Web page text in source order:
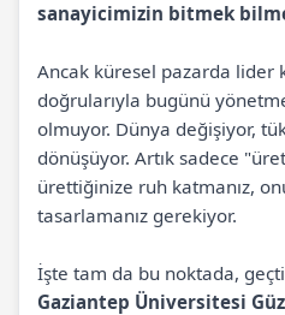
sanayicimizin bitmek
Ancak küresel pazarda lider
doğrularıyla bugünü
olmuyor. Dünya değişiyor,
dönüşüyor. Artık sadece
ürettiğinize ruh katmanız,
tasarlamanız gerekiyor.
İşte tam da bu noktada,
Gaziantep Üniversitesi